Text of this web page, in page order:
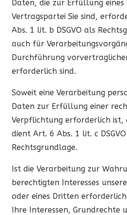
Daten, die zur Erfüllung eines
Vertragspartei Sie sind,
Abs. 1 lit. b DSGVO als
auch für
Durchführung
erforderlich sind.
Soweit eine Verarbeitung
Daten zur Erfüllung einer
Verpflichtung erforderlich ist,
dient Art. 6 Abs. 1 lit. c
Rechtsgrundlage.
Ist die Verarbeitung zur
berechtigten Interesses
oder eines Dritten
Ihre Interessen, Grundrechte